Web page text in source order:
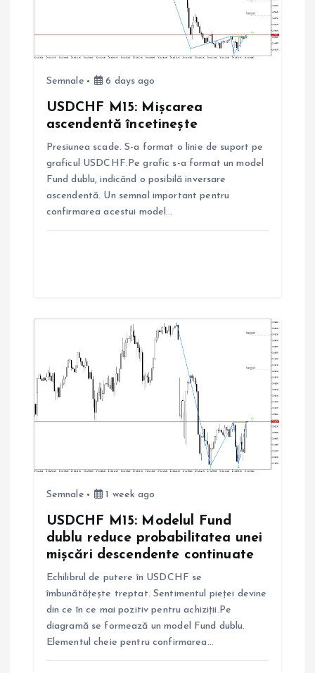
r
Semnale 6 days ago
USDCHF M15: Mișcarea
ascendentă încetinește
Presiunea scade. S-a format o linie de suport pe
graficul USDCHF.Pe grafic s-a format un model
Fund dublu, indicând o posibilă inversare
ascendentă. Un semnal important pentru
confirmarea acestui model…
Semnale 1 week ago
USDCHF M15: Modelul Fund
dublu reduce probabilitatea unei
mișcări descendente continuate
Echilibrul de putere în USDCHF se
îmbunătățește treptat. Sentimentul pieței devine
din ce în ce mai pozitiv pentru achiziții.Pe
diagramă se formează un model Fund dublu.
Elementul cheie pentru confirmarea…